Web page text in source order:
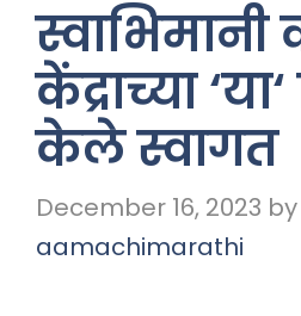
केंद्राच्या
केले स्वागत
December 16, 2023 by
aamachimarathi